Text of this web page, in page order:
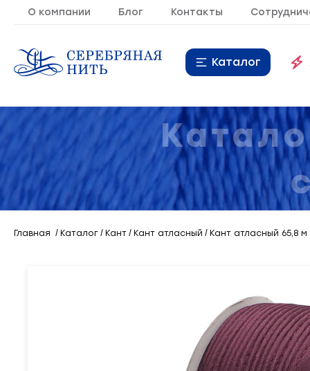
О компании Блог Контакты
Каталог
Молния 9
Резинка 10
Кант
Лента 20
12
5
Главная Каталог Кант Кант атласный Кант атласный 65,8